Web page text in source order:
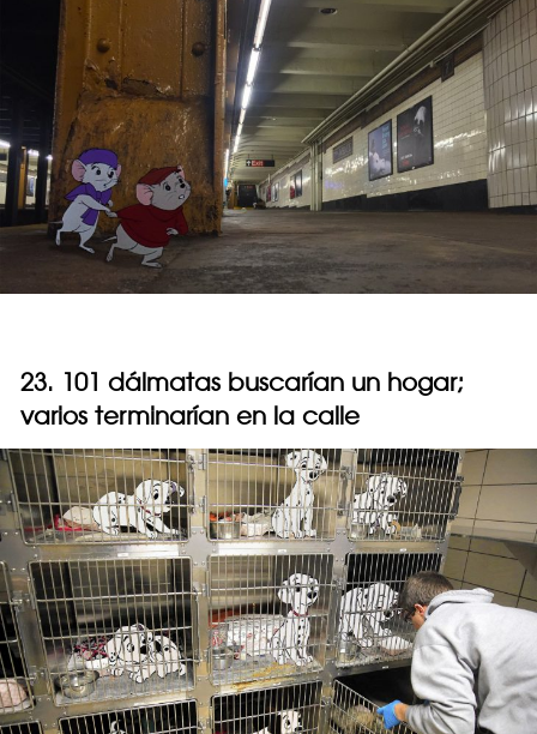
23. 101 dálmatas buscarían un hogar;
varios terminarían en la calle